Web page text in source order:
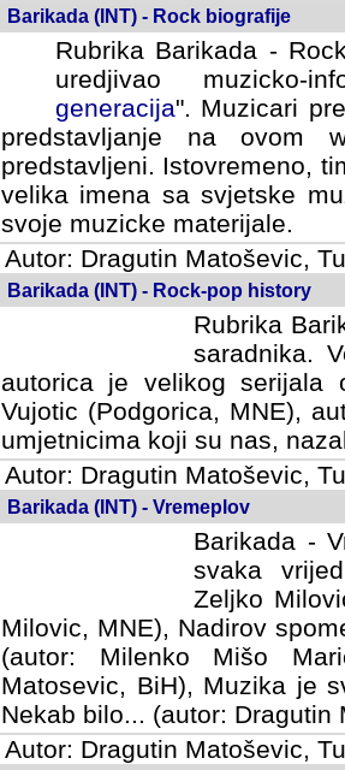
Barikada (INT) - Rock biografije
Rubrika Barikada -
uredjivao muzicko-
Muzicari predstavljeni u
na ovom web portalu
Istovremeno, tim nacinom
sa svjetske muzicke scene
materijale.
Autor: Dragutin Matoševic,
Barikada (INT) - Rock-pop history
Rubrika
saradnika.
autorica je velikog serijala
Vujotic (Podgorica, MNE),
umjetnicima koji su nas,
Autor: Dragutin Matoševic,
Barikada (INT) - Vremeplov
Barikada -
svaka
Milovic,
MNE), Nadirov spomenar
Milenko Mišo Maric, UK),
Muzika je svirala (autor:
(autor: Dragutin Matosevic,
Autor: Dragutin Matoševic,